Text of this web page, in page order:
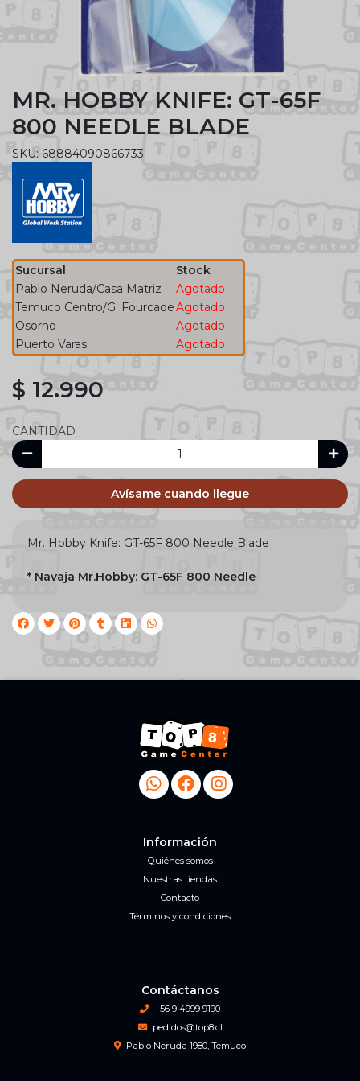
MR. HOBBY KNIFE: GT-65F
800 NEEDLE BLADE
SKU: 68884090866733
Sucursal
Stock
Pablo Neruda/Casa Matriz
Agotado
Temuco Centro/G. FourcadeAgotado
Osorno
Agotado
Puerto Varas
Agotado
$ 12.990
CANTIDAD
Avísame cuando llegue
Mr. Hobby Knife: GT-65F 800 Needle Blade
* Navaja Mr.Hobby: GT-65F 800 Needle
Información
Quiénes somos
Nuestras tiendas
Contacto
Términos y condiciones
Contáctanos
+56 9 4999 9190
pedidos@top8.cl
Pablo Neruda 1980, Temuco